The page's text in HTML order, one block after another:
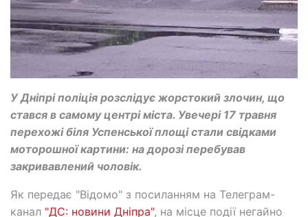
У Дніпрі поліція розслідує жорстокий злочин, що
стався в самому центрі міста. Увечері 17 травня
перехожі біля Успенської площі стали свідками
моторошної картини: на дорозі перебував
закривавлений чоловік.
Як передає "Відомо" з посиланням на Телеграм-
канал "ДС: новини Дніпра", на місце події негайно